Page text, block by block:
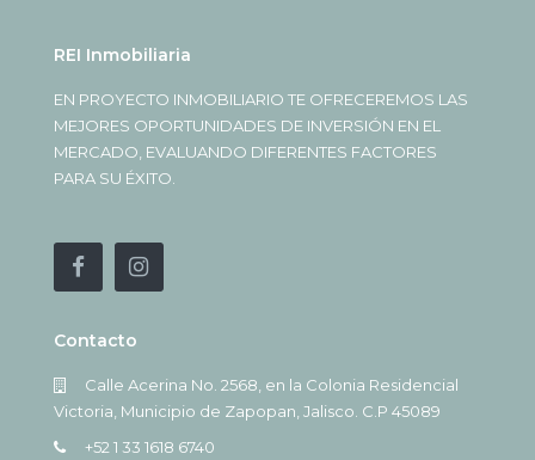
REI Inmobiliaria
EN PROYECTO INMOBILIARIO TE OFRECEREMOS LAS
MEJORES OPORTUNIDADES DE INVERSIÓN EN EL
MERCADO, EVALUANDO DIFERENTES FACTORES
PARA SU ÉXITO.
Contacto
Calle Acerina No. 2568, en la Colonia Residencial
Victoria, Municipio de Zapopan, Jalisco. C.P 45089
+52 1 33 1618 6740